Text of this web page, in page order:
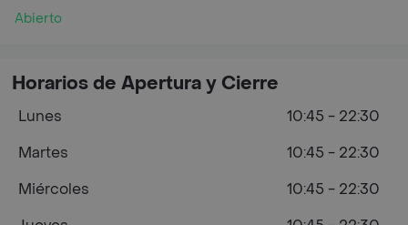
Abierto
Horarios de Apertura y Cierre
Lunes
10:45 - 22:30
Martes
10:45 - 22:30
Miércoles
10:45 - 22:30